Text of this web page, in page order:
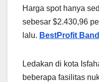
Harga spot hanya
sebesar $2.430,96
lalu. BestProfit
Ledakan di kota
beberapa fasilitas